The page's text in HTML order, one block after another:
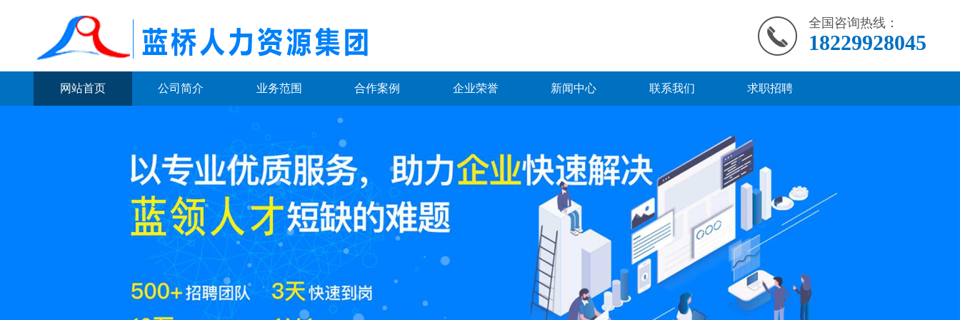
全国咨询热线：
18229928045
网站首页 公司简介 业务范围 合作案例 企业荣誉 新闻中心 联系我们 求职招聘